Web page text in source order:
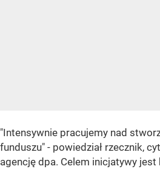
"Intensywnie pracujemy nad
funduszu" - powiedział rzecznik,
agencję dpa. Celem inicjatywy